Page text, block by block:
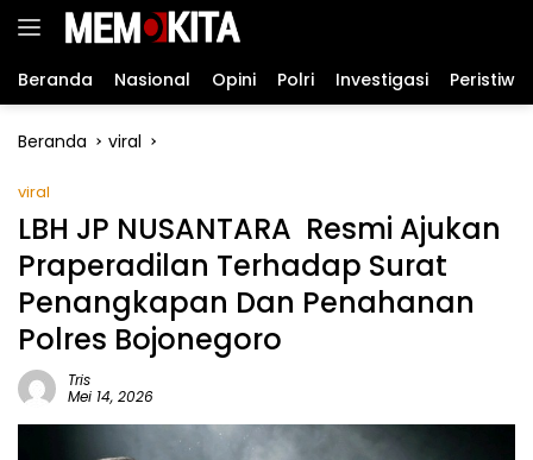
Langsung
Beranda Nasional Opini Polri Investigasi Peristiwa
Beranda viral
viral
LBH JP NUSANTARA Resmi Ajukan
Praperadilan Terhadap Surat
Penangkapan Dan Penahanan
Polres Bojonegoro
Tris
Mei 14, 2026